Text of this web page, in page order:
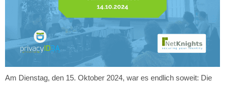
Am Dienstag, den 15. Oktober 2024, war es endlich soweit: Die